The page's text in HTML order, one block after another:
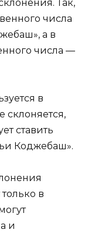
Так,
числа
а в
числа —
в
склоняется,
ставить
Коджебаш».
в
и